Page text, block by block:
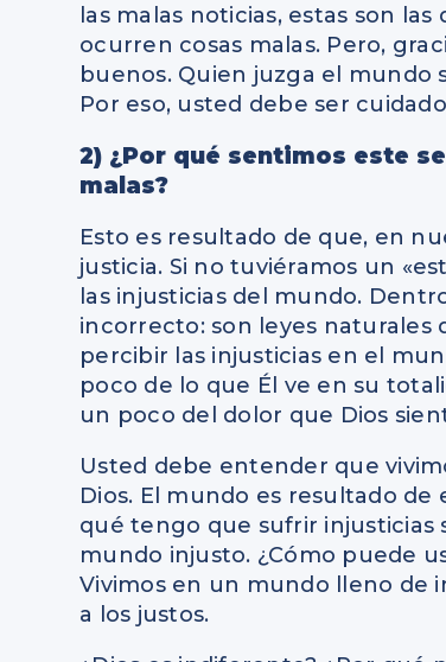
las malas noticias, estas son
ocurren cosas malas. Pero,
buenos. Quien juzga el mundo
Por eso, usted debe ser
2) ¿Por qué sentimos este
malas?
Esto es resultado de que, en
justicia. Si no tuviéramos un
las injusticias del mundo.
incorrecto: son leyes naturales
percibir las injusticias en el
poco de lo que Él ve en su
un poco del dolor que Dios
Usted debe entender que
Dios. El mundo es resultado de
qué tengo que sufrir injusticias
mundo injusto. ¿Cómo puede
Vivimos en un mundo lleno de
a los justos.